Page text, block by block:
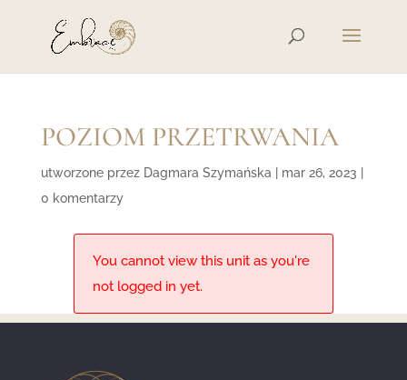
POZIOM PRZETRWANIA
utworzone przez Dagmara Szymańska mar 26, 2023
0 komentarzy
You cannot view this unit as you're
not logged in yet.